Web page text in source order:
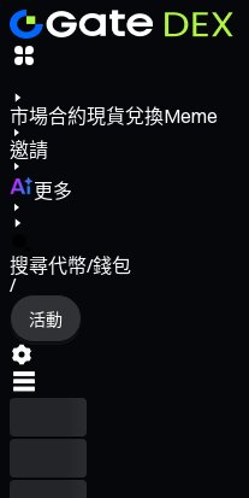
市場合約現貨兌換Meme
邀請
更多
搜尋代幣/錢包
/
活動